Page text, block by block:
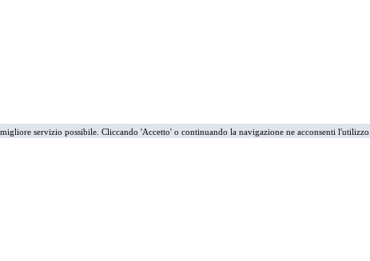
servizio possibile. Cliccando 'Accetto' o continuando la navigazione ne acconsenti l'utilizzo.